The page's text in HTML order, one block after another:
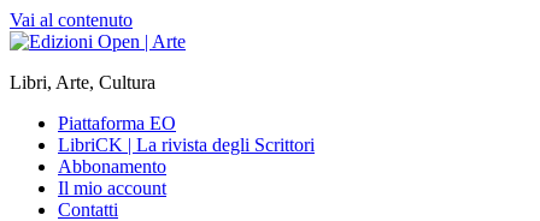
Vai al contenuto
Libri, Arte, Cultura
Piattaforma EO
LibriCK | La rivista degli Scrittori
Abbonamento
Il mio account
Contatti